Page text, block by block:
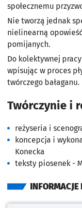
społecznemu
Nie tworzą jednak
nielinearną
pomijanych.
Do kolektywnej
wpisując w proces
twórczego bałaganu.
Twórczynie i
reżyseria i
koncepcja i
Konecka
teksty piosenek -